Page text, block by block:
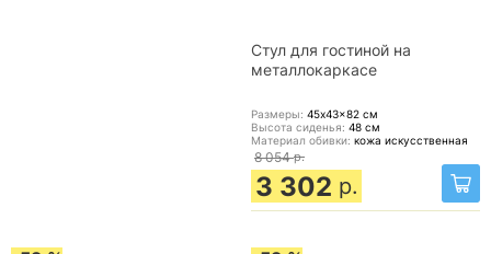
Стул для гостиной на
металлокаркасе
Размеры: 45x43x82 см
Высота сиденья: 48 см
Материал обивки: кожа искусственная
8 054 р.
3 302 р.